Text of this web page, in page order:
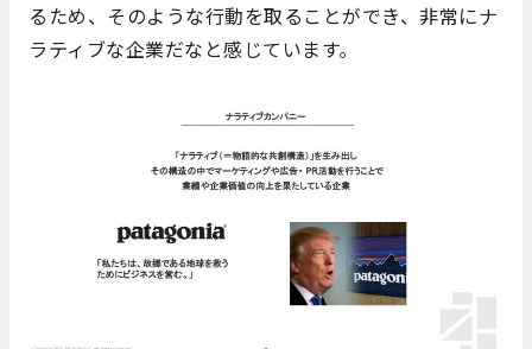
るため、そのような行動を取ることができ、非常にナ
ラティブな企業だなと感じています。